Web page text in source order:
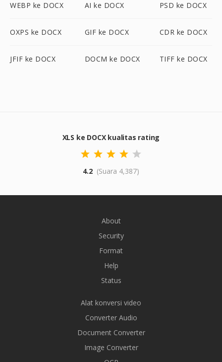
WEBP ke DOCX AI ke DOCX PSD ke DOCX
OXPS ke DOCX GIF ke DOCX CDR ke DOCX
JFIF ke DOCX DOCM ke DOCX TIFF ke DOCX
XLS ke DOCX kualitas rating
4.2 (Suara 4,387)
About
Security
Format
Help
Status
Alat konversi video
Converter Audio
Document Converter
Image Converter